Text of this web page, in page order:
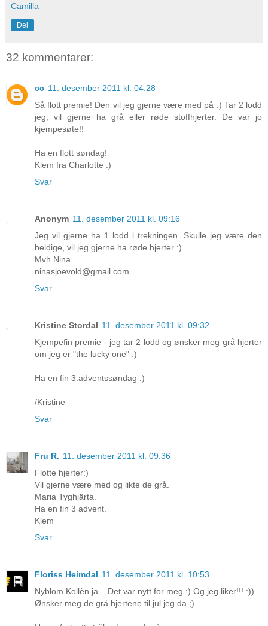
Camilla
Del
32 kommentarer:
cc 11. desember 2011 kl. 04:28
Så flott premie! Den vil jeg gjerne være med på :) Tar 2 lodd
jeg, vil gjerne ha grå eller røde stoffhjerter. De var jo
kjempesøte!!
Ha en flott søndag!
Klem fra Charlotte :)
Svar
Anonym 11. desember 2011 kl. 09:16
Jeg vil gjerne ha 1 lodd i trekningen. Skulle jeg være den
heldige, vil jeg gjerne ha røde hjerter :)
Mvh Nina
ninasjoevold@gmail.com
Svar
Kristine Stordal 11. desember 2011 kl. 09:32
Kjempefin premie - jeg tar 2 lodd og ønsker meg grå hjerter
om jeg er "the lucky one" :)
Ha en fin 3.adventssøndag :)
/Kristine
Svar
Fru R. 11. desember 2011 kl. 09:36
Flotte hjerter:)
Vil gjerne være med og likte de grå.
Maria Tyghjärta.
Ha en fin 3 advent.
Klem
Svar
Floriss Heimdal 11. desember 2011 kl. 10:53
Nyblom Kollèn ja... Det var nytt for meg :) Og jeg liker!!! :))
Ønsker meg de grå hjertene til jul jeg da ;)